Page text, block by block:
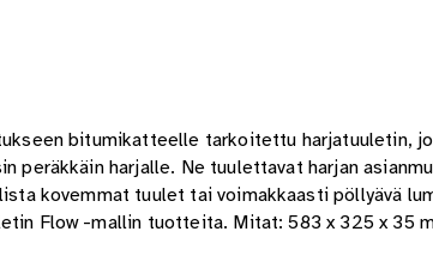
bitumikatteelle tarkoitettu harjatuuletin,
peräkkäin harjalle. Ne tuulettavat harjan
kovemmat tuulet tai voimakkaasti pöllyävä
Flow -mallin tuotteita. Mitat: 583 x 325 x 35